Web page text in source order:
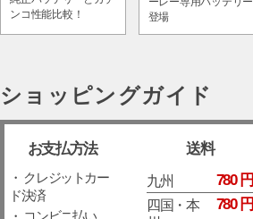
ンコ性能比較！
登場
ショッピングガイド
お支払方法
・ クレジットカー
ド決済
送料
九州 780 円
四国・本
780 円